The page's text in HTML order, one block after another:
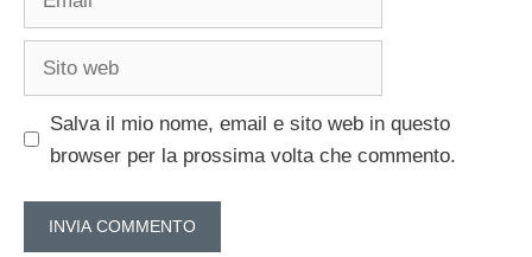
Sito
Salva il mio nome, email e sito web in questo
browser per la prossima volta che commento.